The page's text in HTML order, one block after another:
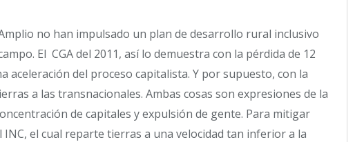
no han impulsado un plan de desarrollo rural inclusivo
El CGA del 2011, así lo demuestra con la pérdida de 12
aceleración del proceso capitalista. Y por supuesto, con la
a las transnacionales. Ambas cosas son expresiones de la
de capitales y expulsión de gente. Para mitigar
el cual reparte tierras a una velocidad tan inferior a la